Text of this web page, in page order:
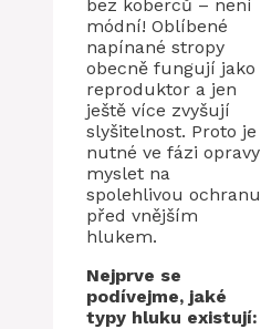
bez koberců – není
módní! Oblíbené
napínané stropy
obecně fungují jako
reproduktor a jen
ještě více zvyšují
slyšitelnost. Proto je
nutné ve fázi opravy
myslet na
spolehlivou ochranu
před vnějším
hlukem.
Nejprve se
podívejme, jaké
typy hluku existují: